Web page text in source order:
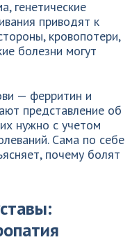
генетические
приводят к
кровопотери,
болезни могут
— ферритин и
представление об
нужно с учетом
Сама по себе
почему болят